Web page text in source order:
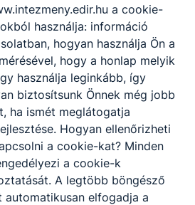
a cookie-
használja: információ
hogyan használja Ön a
hogy a honlap melyik
használja leginkább, így
biztosítsunk Önnek még jobb
ha ismét meglátogatja
Hogyan ellenőrizheti
a cookie-kat? Minden
a cookie-k
A legtöbb böngésző
elfogadja a